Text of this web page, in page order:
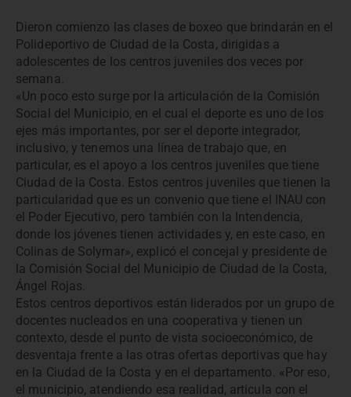
Dieron comienzo las clases de boxeo que brindarán en el
Polideportivo de Ciudad de la Costa, dirigidas a
adolescentes de los centros juveniles dos veces por
semana.
«Un poco esto surge por la articulación de la Comisión
Social del Municipio, en el cual el deporte es uno de los
ejes más importantes, por ser el deporte integrador,
inclusivo, y tenemos una línea de trabajo que, en
particular, es el apoyo a los centros juveniles que tiene
Ciudad de la Costa. Estos centros juveniles que tienen la
particularidad que es un convenio que tiene el INAU con
el Poder Ejecutivo, pero también con la Intendencia,
donde los jóvenes tienen actividades y, en este caso, en
Colinas de Solymar», explicó el concejal y presidente de
la Comisión Social del Municipio de Ciudad de la Costa,
Ángel Rojas.
Estos centros deportivos están liderados por un grupo de
docentes nucleados en una cooperativa y tienen un
contexto, desde el punto de vista socioeconómico, de
desventaja frente a las otras ofertas deportivas que hay
en la Ciudad de la Costa y en el departamento. «Por eso,
el municipio, atendiendo esa realidad, articula con el